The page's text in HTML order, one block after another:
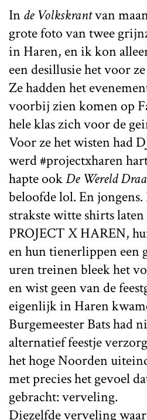
Inde Volkskrantvan
grote foto van twee
in Haren, en ik kon
een desillusie het voor
Ze hadden het
voorbij zien komen op
hele klas zich voor de
Voor ze het wisten had
werd #projectxharen
hapte ookDe Wereld
beloofde lol. En jongens.
strakste witte shirts
PROJECT X HAREN,
en hun tienerlippen een
uren treinen bleek het
en wist geen van de
eigenlijk in Haren
Burgemeester Bats had
alternatief feestje
het hoge Noorden
met precies het gevoel
gebracht: verveling.
Diezelfde verveling